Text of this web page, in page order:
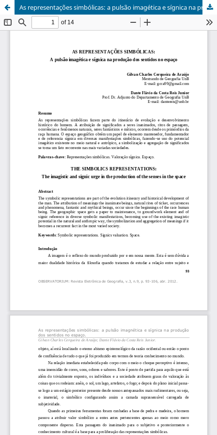
As representações simbólicas: a pulsão imagética e sígnica na produção dos sentidos no espaço / The simbolics representations: the imagistic and signic urge in the production of the senses in the space